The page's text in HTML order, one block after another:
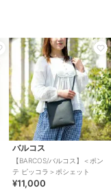
バルコス
【BARCOS/バルコス】＜ポン
テ ピッコラ＞ポシェット
¥11,000